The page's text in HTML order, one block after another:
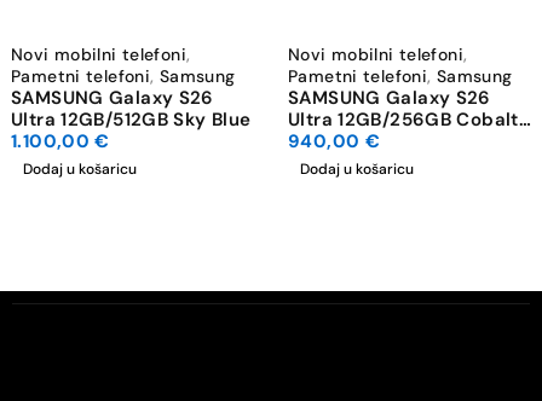
Novi mobilni telefoni,
Pametni telefoni, Samsung
SAMSUNG Galaxy S26
Ultra 12GB/512GB Sky Blue
1.100,00€
Dodaj u košaricu
Novi mobilni telefoni,
Pametni telefoni, Samsung
SAMSUNG Galaxy S26
Ultra 12GB/256GB Cobalt
Violet
940,00 €
Dodaj u košaricu